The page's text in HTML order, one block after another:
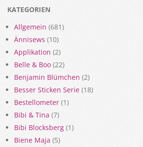
KATEGORIEN
Allgemein (681)
Ännisews (10)
Applikation (2)
Belle & Boo (22)
Benjamin Blümchen (2)
Besser Sticken Serie (18)
Bestellometer (1)
Bibi & Tina (7)
Bibi Blocksberg (1)
Biene Maja (5)